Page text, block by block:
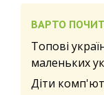
ВАРТО
Топові
маленьких
Діти